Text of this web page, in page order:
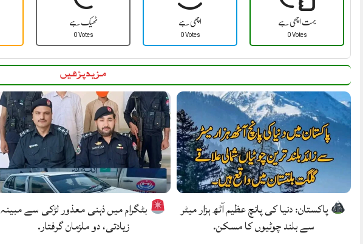
ٹھیک ہے
0 Votes
اچھی ہے
0 Votes
بہت اچھی ہے
0 Votes
مزید پڑھیں
پاکستان: دنیا کی پانچ عظیم آٹھ ہزار میٹر
سے بلند چوٹیوں کا مسکن.
بٹگرام میں ذہنی معذور لڑکی سے مبینہ
زیادتی، دو ملزمان گرفتار.